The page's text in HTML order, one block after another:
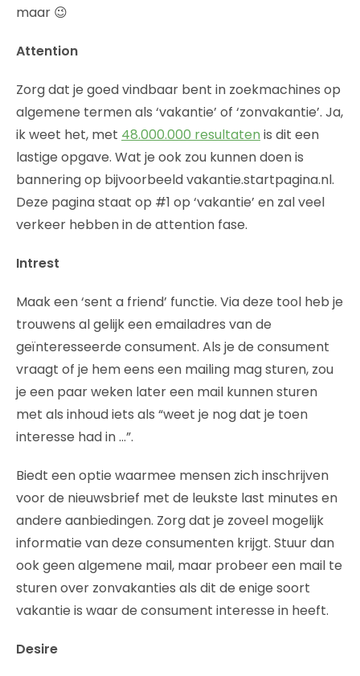
maar 😉
Attention
Zorg dat je goed vindbaar bent in zoekmachines op
algemene termen als ‘vakantie’ of ‘zonvakantie’. Ja,
ik weet het, met 48.000.000 resultaten is dit een
lastige opgave. Wat je ook zou kunnen doen is
bannering op bijvoorbeeld vakantie.startpagina.nl.
Deze pagina staat op #1 op ‘vakantie’ en zal veel
verkeer hebben in de attention fase.
Intrest
Maak een ‘sent a friend’ functie. Via deze tool heb je
trouwens al gelijk een emailadres van de
geïnteresseerde consument. Als je de consument
vraagt of je hem eens een mailing mag sturen, zou
je een paar weken later een mail kunnen sturen
met als inhoud iets als “weet je nog dat je toen
interesse had in …”.
Biedt een optie waarmee mensen zich inschrijven
voor de nieuwsbrief met de leukste last minutes en
andere aanbiedingen. Zorg dat je zoveel mogelijk
informatie van deze consumenten krijgt. Stuur dan
ook geen algemene mail, maar probeer een mail te
sturen over zonvakanties als dit de enige soort
vakantie is waar de consument interesse in heeft.
Desire